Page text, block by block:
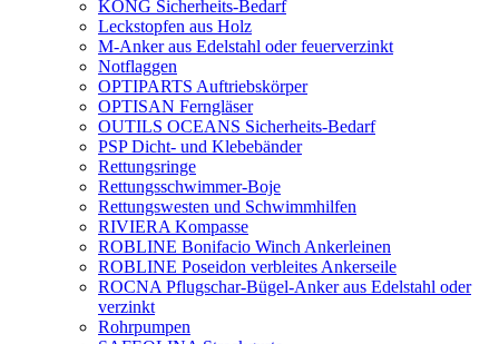
KONG Sicherheits-Bedarf
Leckstopfen aus Holz
M-Anker aus Edelstahl oder feuerverzinkt
Notflaggen
OPTIPARTS Auftriebskörper
OPTISAN Ferngläser
OUTILS OCEANS Sicherheits-Bedarf
PSP Dicht- und Klebebänder
Rettungsringe
Rettungsschwimmer-Boje
Rettungswesten und Schwimmhilfen
RIVIERA Kompasse
ROBLINE Bonifacio Winch Ankerleinen
ROBLINE Poseidon verbleites Ankerseile
ROCNA Pflugschar-Bügel-Anker aus Edelstahl oder
verzinkt
Rohrpumpen